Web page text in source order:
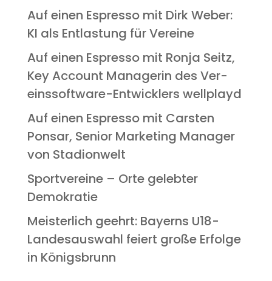
Auf einen Espres­so mit Dirk Weber:
KI als Ent­las­tung für Vereine
Auf einen Espres­so mit Ron­ja Seitz,
Key Account Mana­ge­rin des Ver­
eins­soft­ware-Ent­wick­lers wellplayd
Auf einen Espres­so mit Cars­ten
Pon­s­ar, Seni­or Mar­ke­ting Mana­ger
von Stadionwelt
Sport­ver­ei­ne – Orte geleb­ter
Demokratie
Meis­ter­lich geehrt: Bay­erns U18-
Lan­des­aus­wahl fei­ert gro­ße Erfol­ge
in Königsbrunn